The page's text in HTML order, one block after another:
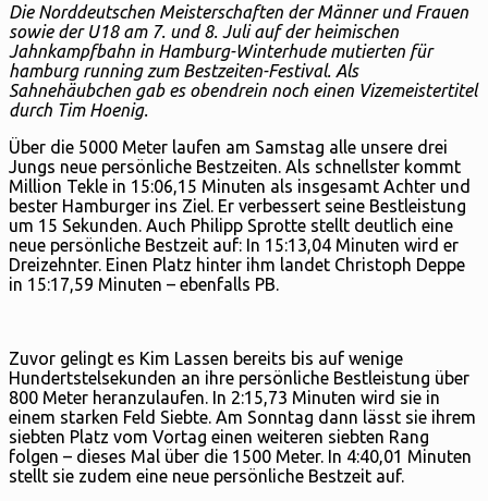
Die Norddeutschen Meisterschaften der Männer und Frauen
sowie der U18 am 7. und 8. Juli auf der heimischen
Jahnkampfbahn in Hamburg-Winterhude mutierten für
hamburg running zum Bestzeiten-Festival. Als
Sahnehäubchen gab es obendrein noch einen Vizemeistertitel
durch Tim Hoenig.
Über die 5000 Meter laufen am Samstag alle unsere drei
Jungs neue persönliche Bestzeiten. Als schnellster kommt
Million Tekle in 15:06,15 Minuten als insgesamt Achter und
bester Hamburger ins Ziel. Er verbessert seine Bestleistung
um 15 Sekunden. Auch Philipp Sprotte stellt deutlich eine
neue persönliche Bestzeit auf: In 15:13,04 Minuten wird er
Dreizehnter. Einen Platz hinter ihm landet Christoph Deppe
in 15:17,59 Minuten – ebenfalls PB.
Zuvor gelingt es Kim Lassen bereits bis auf wenige
Hundertstelsekunden an ihre persönliche Bestleistung über
800 Meter heranzulaufen. In 2:15,73 Minuten wird sie in
einem starken Feld Siebte. Am Sonntag dann lässt sie ihrem
siebten Platz vom Vortag einen weiteren siebten Rang
folgen – dieses Mal über die 1500 Meter. In 4:40,01 Minuten
stellt sie zudem eine neue persönliche Bestzeit auf.